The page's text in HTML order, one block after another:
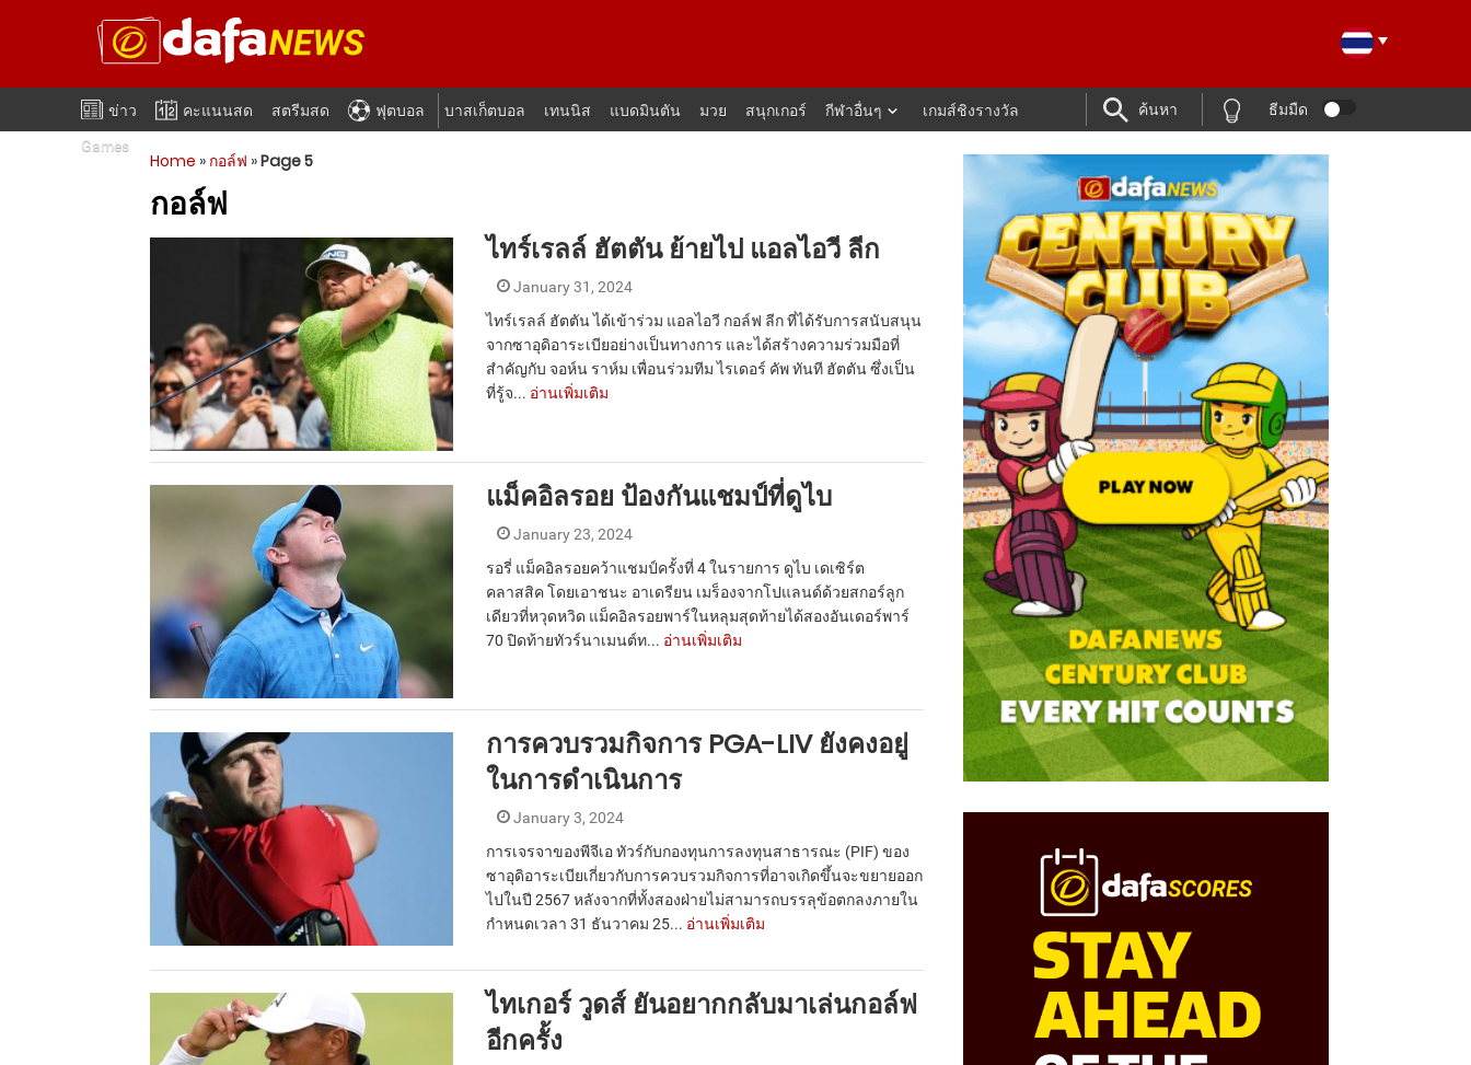
ข่าว คะแนนสด สตรีมสด ฟุตบอล บาสเก็ตบอล เทนนิส แบดมินตัน มวย สนุกเกอร์ กีฬาอื่นๆ
เกมส์ชิงรางวัล
Games
ค้นหา ธีมมืด
Home » กอล์ฟ »Page 5
กอล์ฟ
ไทร์เรลล์ ฮัตตัน ย้ายไป แอลไอวี ลีก
January 31, 2024
ไทร์เรลล์ ฮัตตัน ได้เข้าร่วม แอลไอวี กอล์ฟ ลีก ที่ได้รับการสนับสนุน
จากซาอุดิอาระเบียอย่างเป็นทางการ และได้สร้างความร่วมมือที่
สำคัญกับ จอห์น ราห์ม เพื่อนร่วมทีม ไรเดอร์ คัพ ทันที ฮัตตัน ซึ่งเป็น
ที่รู้จ... อ่านเพิ่มเติม
แม็คอิลรอย ป้องกันแชมป์ที่ดูไบ
January 23, 2024
รอรี่ แม็คอิลรอยคว้าแชมป์ครั้งที่ 4 ในรายการ ดูไบ เดเซิร์ต
คลาสสิค โดยเอาชนะ อาเดรียน เมร็องจากโปแลนด์ด้วยสกอร์ลูก
เดียวที่หวุดหวิด แม็คอิลรอยพาร์ในหลุมสุดท้ายได้สองอันเดอร์พาร์
70 ปิดท้ายทัวร์นาเมนต์ท... อ่านเพิ่มเติม
การควบรวมกิจการ PGA-LIV ยังคงอยู่
ในการดำเนินการ
January 3, 2024
การเจรจาของพีจีเอ ทัวร์กับกองทุนการลงทุนสาธารณะ (PIF) ของ
ซาอุดิอาระเบียเกี่ยวกับการควบรวมกิจการที่อาจเกิดขึ้นจะขยายออก
ไปในปี 2567 หลังจากที่ทั้งสองฝ่ายไม่สามารถบรรลุข้อตกลงภายใน
กำหนดเวลา 31 ธันวาคม 25... อ่านเพิ่มเติม
ไทเกอร์ วูดส์ ยันอยากกลับมาเล่นกอล์ฟ
อีกครั้ง